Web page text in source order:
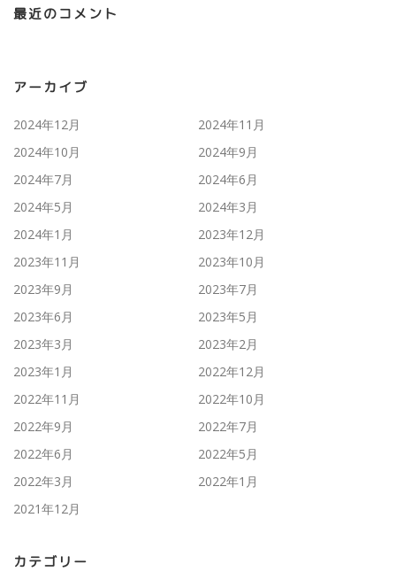
最近のコメント
アーカイブ
2024年12月
2024年11月
2024年10月
2024年9月
2024年7月
2024年6月
2024年5月
2024年3月
2024年1月
2023年12月
2023年11月
2023年10月
2023年9月
2023年7月
2023年6月
2023年5月
2023年3月
2023年2月
2023年1月
2022年12月
2022年11月
2022年10月
2022年9月
2022年7月
2022年6月
2022年5月
2022年3月
2022年1月
2021年12月
カテゴリー